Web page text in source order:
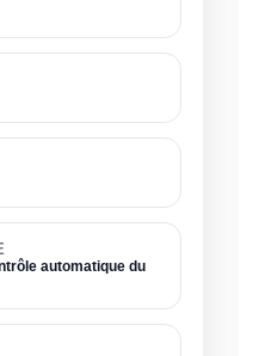
automatique du